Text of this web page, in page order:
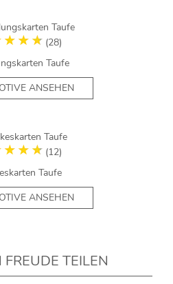
(28)
Taufe
ANSEHEN
(12)
Taufe
ANSEHEN
TEILEN